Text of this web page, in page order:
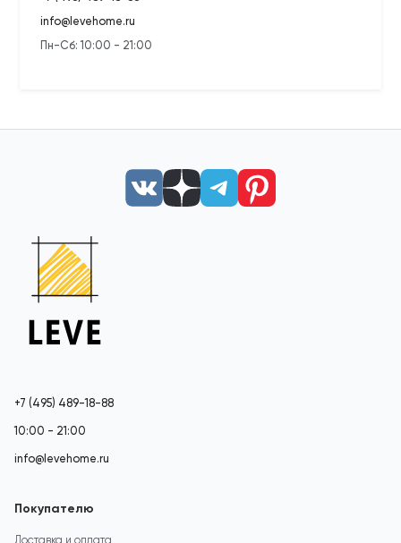
info@levehome.ru
Пн-Сб: 10:00 - 21:00
+7 (495) 489-18-88
10:00 - 21:00
info@levehome.ru
Покупателю
Доставка и оплата